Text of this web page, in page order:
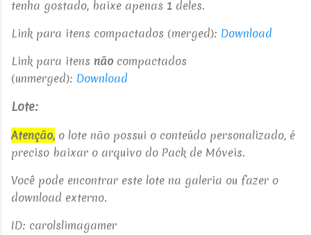
tenha gostado, baixe apenas 1 deles.
Link para itens compactados (merged): Download
Link para itens não compactados
(unmerged): Download
Lote:
Atenção, o lote não possui o conteúdo personalizado, é
preciso baixar o arquivo do Pack de Móveis.
Você pode encontrar este lote na galeria ou fazer o
download externo.
ID: carolslimagamer